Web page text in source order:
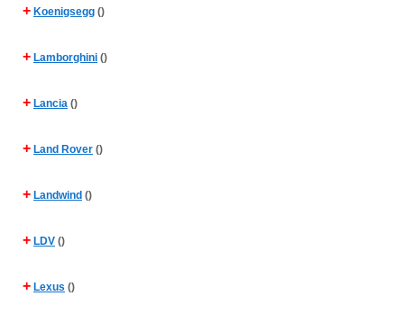
+ Koenigsegg ()
+ Lamborghini ()
+ Lancia ()
+ Land Rover ()
+ Landwind ()
+ LDV ()
+ Lexus ()